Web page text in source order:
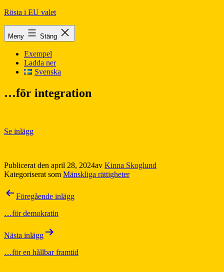
Hoppa
innehåll
Rösta i EU valet
Meny Stäng
Exempel
Ladda ner
Svenska
…för integration
Se inlägg
Publicerat den april 28, 2024av Kinna Skoglund
Kategoriserat som Mänskliga rättigheter
Inläggsnavigering
Föregående inlägg
…för demokratin
Nästa inlägg
…för en hållbar framtid